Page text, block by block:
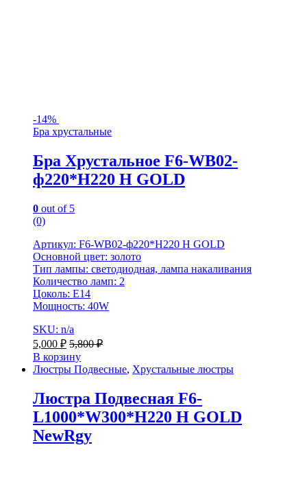
-14%
Бра хрустальные
Бра Хрустальное F6-WB02-
ф220*H220 H GOLD
0 out of 5
(0)
Артикул: F6-WB02-ф220*H220 H GOLD
Основной цвет: золото
Тип лампы: светодиодная, лампа накаливания
Количество ламп: 2
Цоколь: E14
Мощность: 40W
SKU: n/a
5,000 ₽ 5,800₽
В корзину
Люстры Подвесные, Хрустальные люстры
Люстра Подвесная F6-
L1000*W300*H220 H GOLD
NewRgy